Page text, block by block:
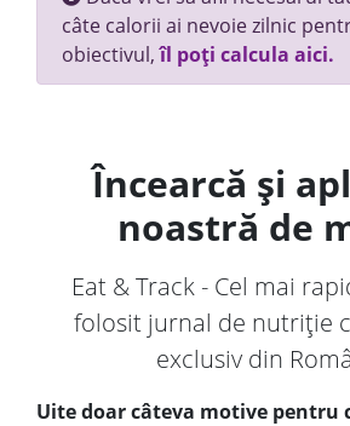
câte calorii ai nevoie zilnic
obiectivul,îl poți calcula aici.
Încearcă și
noastră de
Eat & Track - Cel mai
folosit jurnal de nutriție
exclusiv din
Uite doar câteva motive pentru